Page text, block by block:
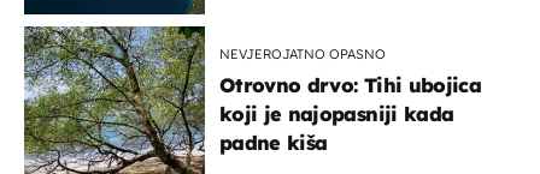
NEVJEROJATNO OPASNO
Otrovno drvo: Tihi ubojica
koji je najopasniji kada
padne kiša